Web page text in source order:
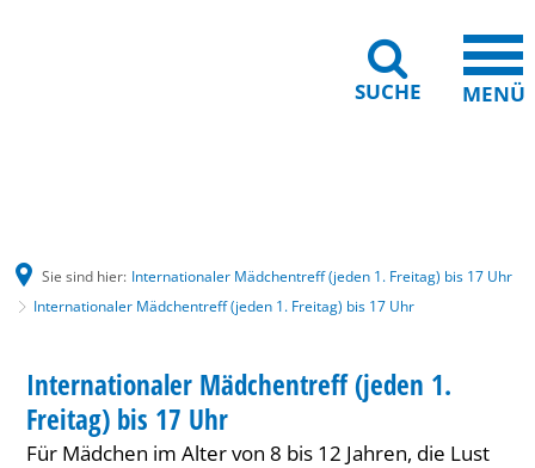
SUCHE MENÜ
Sie sind hier: Internationaler Mädchentreff (jeden 1. Freitag) bis 17 Uhr
Internationaler Mädchentreff (jeden 1. Freitag) bis 17 Uhr
Mädchentreff
(jeden
KATEGORIE: KINDER
Internationaler Mädchentreff (jeden 1.
Freitag) bis 17 Uhr
Für Mädchen im Alter von 8 bis 12 Jahren, die Lust